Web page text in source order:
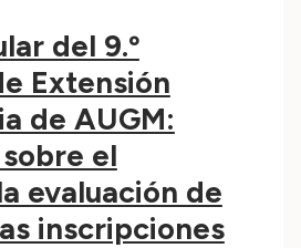
del 9.º
Extensión
de AUGM:
el
evaluación de
inscripciones